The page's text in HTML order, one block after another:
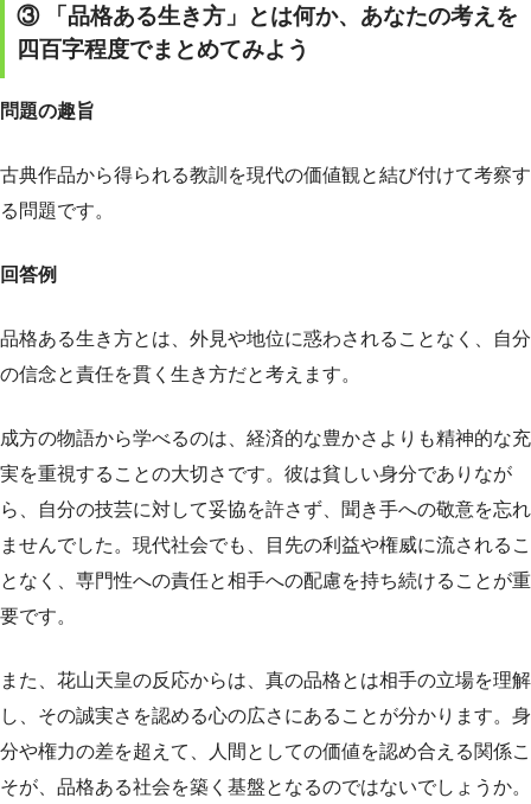
③ 「品格ある生き方」とは何か、あなたの考えを
四百字程度でまとめてみよう
問題の趣旨
古典作品から得られる教訓を現代の価値観と結び付けて考察す
る問題です。
回答例
品格ある生き方とは、外見や地位に惑わされることなく、自分
の信念と責任を貫く生き方だと考えます。
成方の物語から学べるのは、経済的な豊かさよりも精神的な充
実を重視することの大切さです。彼は貧しい身分でありなが
ら、自分の技芸に対して妥協を許さず、聞き手への敬意を忘れ
ませんでした。現代社会でも、目先の利益や権威に流されるこ
となく、専門性への責任と相手への配慮を持ち続けることが重
要です。
また、花山天皇の反応からは、真の品格とは相手の立場を理解
し、その誠実さを認める心の広さにあることが分かります。身
分や権力の差を超えて、人間としての価値を認め合える関係こ
そが、品格ある社会を築く基盤となるのではないでしょうか。